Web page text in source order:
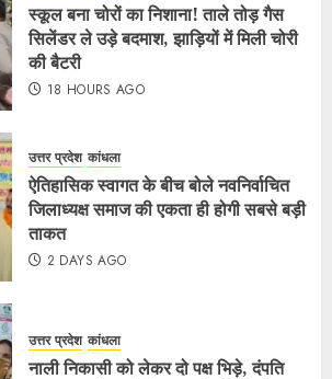
स्कूल बना चोरों का निशाना! ताले तोड़ गैस
सिलेंडर ले उड़े बदमाश, झाड़ियों में मिली चोरी
की बैटरी
18 HOURS AGO
उत्तर प्रदेश कांधला
ऐतिहासिक स्वागत के बीच बोले नवनिर्वाचित
जिलाध्यक्ष समाज की एकता ही होगी सबसे बड़ी
ताकत
2 DAYS AGO
उत्तर प्रदेश कांधला
नाली निकासी को लेकर दो पक्ष भिड़े, दंपति